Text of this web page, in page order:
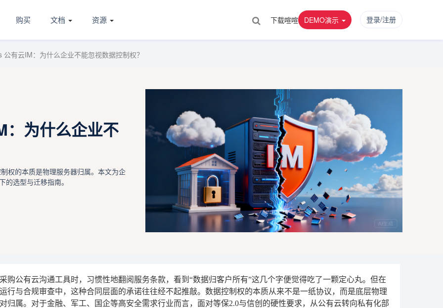
购买 文档 资源 下载喧喧 DEMO演示 登录/注册
公有云IM：为什么企业不能忽视数据控制权？
：为什么企业不
权的本质是物理服务器归属。本文为企
选型与迁移指南。
购公有云沟通工具时，习惯性地翻阅服务条款，看到“数据归客户所有”这几个字便觉得吃了一颗定心丸。但在
行与合规审查中，这种合同层面的承诺往往经不起推敲。数据控制权的本质从来不是一纸协议，而是底层物理
归属。对于金融、军工、国企等高安全需求行业而言，面对等保2.0与信创的硬性要求，从公有云转向私有化部